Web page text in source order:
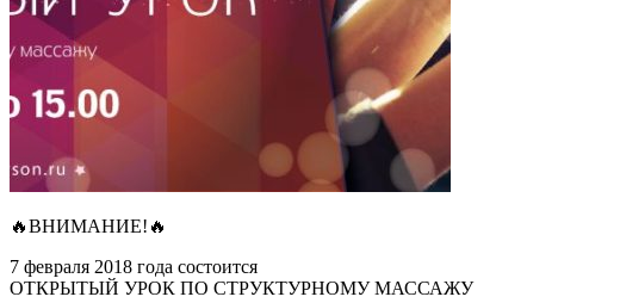
🔥ВНИМАНИЕ!🔥
7 февраля 2018 года состоится
ОТКРЫТЫЙ УРОК ПО СТРУКТУРНОМУ МАССАЖУ